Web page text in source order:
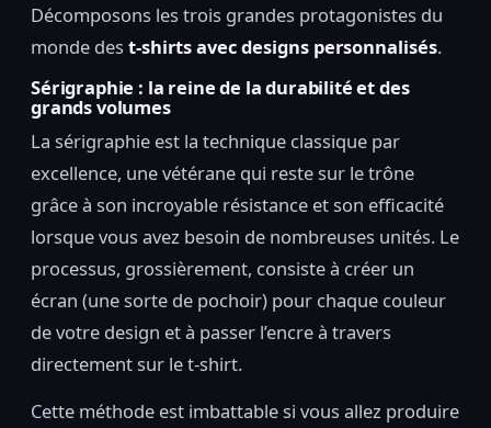
Décomposons les trois grandes protagonistes du
monde des t-shirts avec designs personnalisés.
Sérigraphie : la reine de la durabilité et des
grands volumes
La sérigraphie est la technique classique par
excellence, une vétérane qui reste sur le trône
grâce à son incroyable résistance et son efficacité
lorsque vous avez besoin de nombreuses unités. Le
processus, grossièrement, consiste à créer un
écran (une sorte de pochoir) pour chaque couleur
de votre design et à passer l’encre à travers
directement sur le t-shirt.
Cette méthode est imbattable si vous allez produire